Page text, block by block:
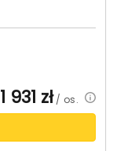
1 931 zł/ os.